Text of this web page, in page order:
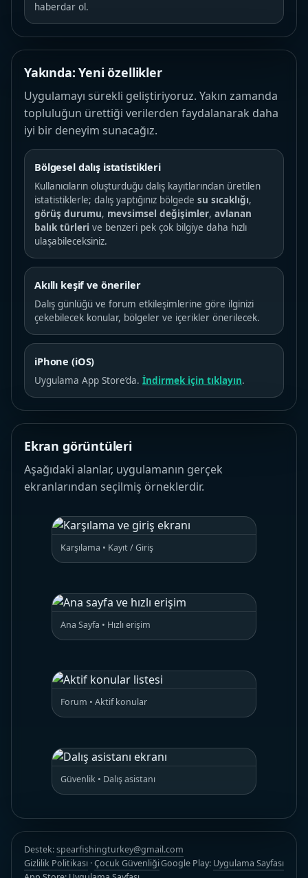
haberdar ol.
Yakında: Yeni özellikler
Uygulamayı sürekli geliştiriyoruz. Yakın zamanda
topluluğun ürettiği verilerden faydalanarak daha
iyi bir deneyim sunacağız.
Bölgesel dalış istatistikleri
Kullanıcıların oluşturduğu dalış kayıtlarından üretilen
istatistiklerle; dalış yaptığınız bölgede su sıcaklığı,
görüş durumu, mevsimsel değişimler, avlanan
balık türleri ve benzeri pek çok bilgiye daha hızlı
ulaşabileceksiniz.
Akıllı keşif ve öneriler
Dalış günlüğü ve forum etkileşimlerine göre ilginizi
çekebilecek konular, bölgeler ve içerikler önerilecek.
iPhone (iOS)
Uygulama App Store’da. İndirmek için tıklayın.
Ekran görüntüleri
Aşağıdaki alanlar, uygulamanın gerçek
ekranlarından seçilmiş örneklerdir.
Karşılama • Kayıt / Giriş
Ana Sayfa • Hızlı erişim
Forum • Aktif konular
Güvenlik • Dalış asistanı
Destek:spearfishingturkey@gmail.com
Gizlilik Politikası ·Çocuk GüvenliğiGoogle Play: Uygulama Sayfası